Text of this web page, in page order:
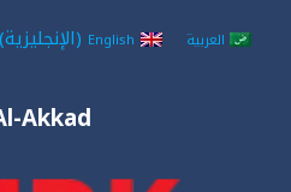
العربية English
(الإنجليزية)
Akkad